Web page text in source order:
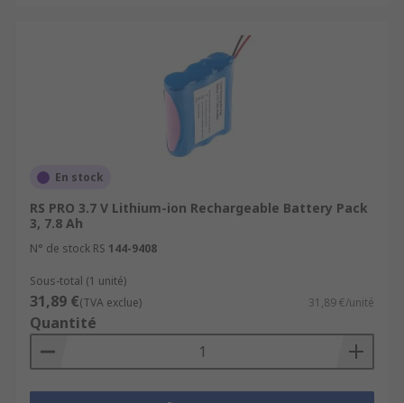
En stock
RS PRO 3.7 V Lithium-ion Rechargeable Battery Pack
3, 7.8 Ah
N° de stock RS 144-9408
Sous-total (1 unité)
31,89 €(TVA exclue) 31,89 €/unité
Quantité